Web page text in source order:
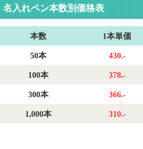
300（BA80-
色スリムペン
300（BA80-C）
ムペン0.7mm
名入れペン本数別価格表
本数 1本単価
50本 430.-
100本 378.-
300本 366.-
1,000本 310.-